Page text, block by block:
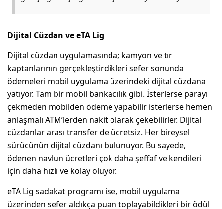
Dijital Cüzdan ve eTA Lig
Dijital cüzdan uygulamasında; kamyon ve tır
kaptanlarının gerçekleştirdikleri sefer sonunda
ödemeleri mobil uygulama üzerindeki dijital cüzdana
yatıyor. Tam bir mobil bankacılık gibi. İsterlerse parayı
çekmeden mobilden ödeme yapabilir isterlerse hemen
anlaşmalı ATM’lerden nakit olarak çekebilirler. Dijital
cüzdanlar arası transfer de ücretsiz. Her bireysel
sürücünün dijital cüzdanı bulunuyor. Bu sayede,
ödenen navlun ücretleri çok daha şeffaf ve kendileri
için daha hızlı ve kolay oluyor.
eTA Lig sadakat programı ise, mobil uygulama
üzerinden sefer aldıkça puan toplayabildikleri bir ödül